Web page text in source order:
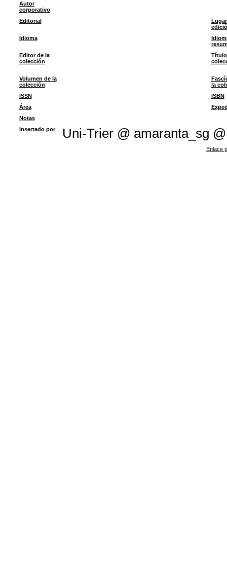
Autor
corporativo
Editorial
Idioma
Editor de la
colección
Volumen de la
colección
la
ISSN
ISBN
Área
Notas
Insertado por
Uni-Trier @ amaranta_sg @
Enlace